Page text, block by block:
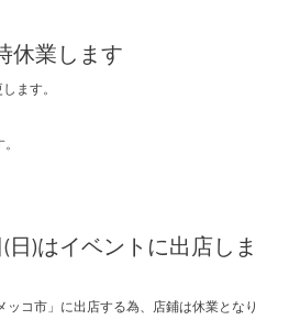
休業します
ます。
日)はイベントに出店しま
ッコ市」に出店する為、店鋪は休業となり